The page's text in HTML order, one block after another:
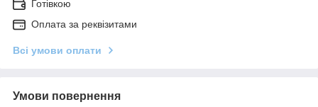
Готівкою
Оплата за реквізитами
Всі умови оплати
Умови повернення